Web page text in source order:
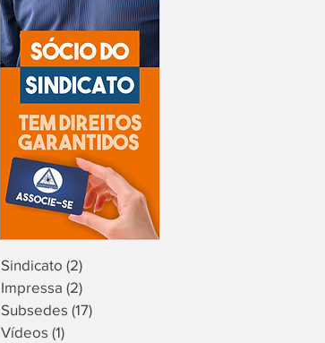
Sindicato (2)
Impressa (2)
Subsedes (17)
Vídeos (1)